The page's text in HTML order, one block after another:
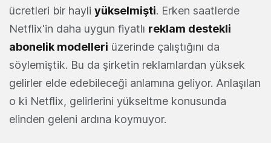
ücretleri bir hayli yükselmişti. Erken saatlerde
Netflix'in daha uygun fiyatlı reklam destekli
abonelik modelleri üzerinde çalıştığını da
söylemiştik. Bu da şirketin reklamlardan yüksek
gelirler elde edebileceği anlamına geliyor. Anlaşılan
o ki Netflix, gelirlerini yükseltme konusunda
elinden geleni ardına koymuyor.